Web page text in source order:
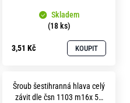
Skladem
(18 ks)
3,51 Kč KOUPIT
Šroub šestihranná hlava celý
závit dle čsn 1103 m16x 50